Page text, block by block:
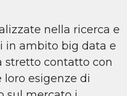
nella ricerca e
in ambito big data e
stretto contatto con
loro esigenze di